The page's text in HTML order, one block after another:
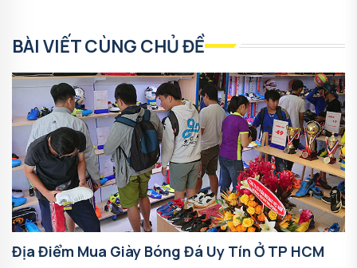
BÀI VIẾT CÙNG CHỦ ĐỀ
Địa Điểm Mua Giày Bóng Đá Uy Tín Ở TP HCM